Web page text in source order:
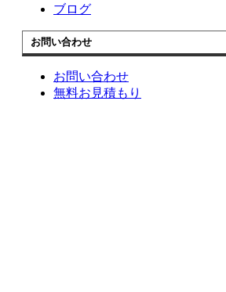
ブログ
お問い合わせ
お問い合わせ
無料お見積もり